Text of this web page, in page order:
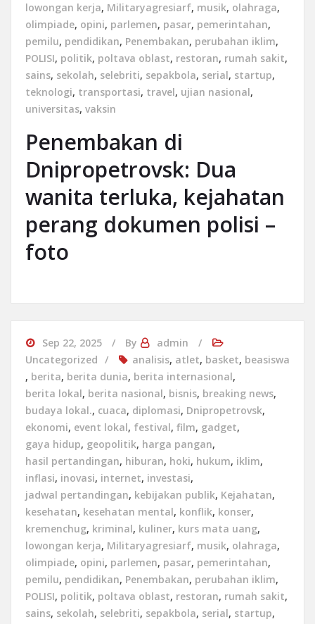
lowongan kerja, Militaryagresiarf, musik, olahraga,
olimpiade, opini, parlemen, pasar, pemerintahan,
pemilu, pendidikan, Penembakan, perubahan iklim,
POLISI, politik, poltava oblast, restoran, rumah sakit,
sains, sekolah, selebriti, sepakbola, serial, startup,
teknologi, transportasi, travel, ujian nasional,
universitas, vaksin
Penembakan di
Dnipropetrovsk: Dua
wanita terluka, kejahatan
perang dokumen polisi –
foto
Sep 22, 2025 By
admin
Uncategorized
analisis, atlet, basket, beasiswa
, berita, berita dunia, berita internasional,
berita lokal, berita nasional, bisnis, breaking news,
budaya lokal., cuaca, diplomasi, Dnipropetrovsk,
ekonomi, event lokal, festival, film, gadget,
gaya hidup, geopolitik, harga pangan,
hasil pertandingan, hiburan, hoki, hukum, iklim,
inflasi, inovasi, internet, investasi,
jadwal pertandingan, kebijakan publik, Kejahatan,
kesehatan, kesehatan mental, konflik, konser,
kremenchug, kriminal, kuliner, kurs mata uang,
lowongan kerja, Militaryagresiarf, musik, olahraga,
olimpiade, opini, parlemen, pasar, pemerintahan,
pemilu, pendidikan, Penembakan, perubahan iklim,
POLISI, politik, poltava oblast, restoran, rumah sakit,
sains, sekolah, selebriti, sepakbola, serial, startup,